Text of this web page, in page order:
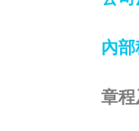
內
章